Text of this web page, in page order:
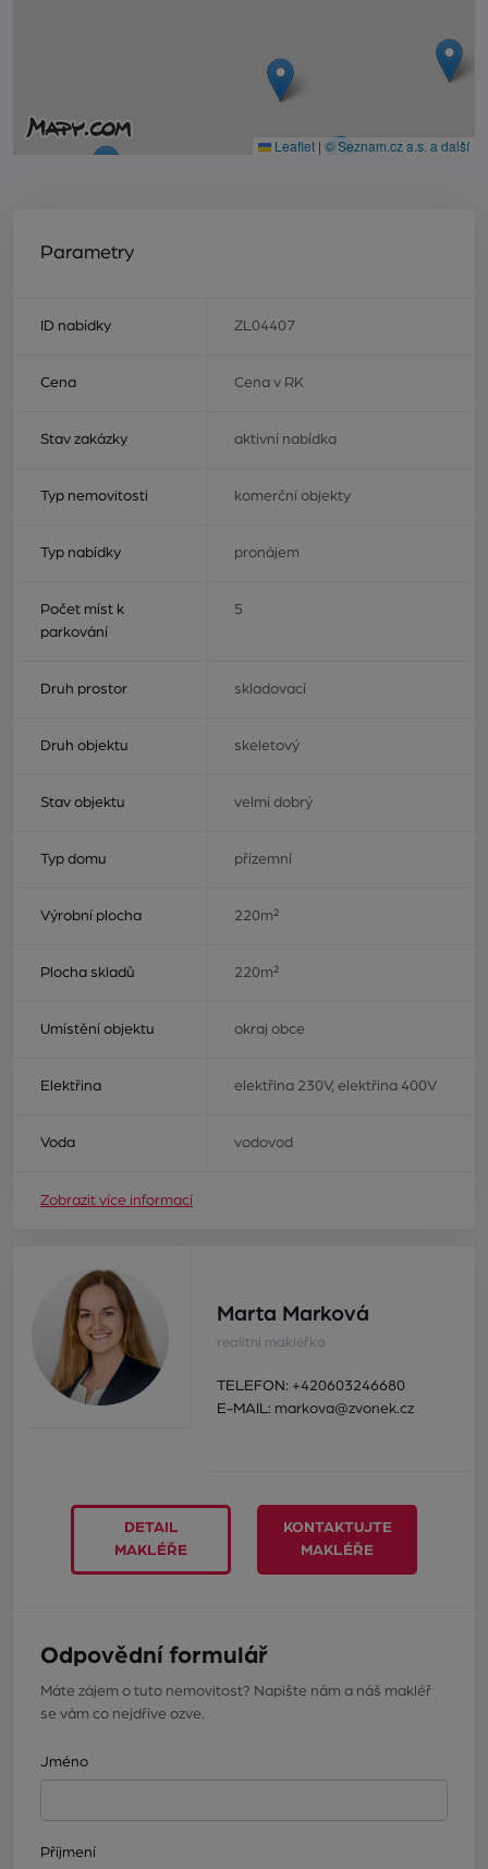
Leaflet | © Seznam.cz a.s. a další
Parametry
ID nabídky ZL04407
Cena Cena v RK
Stav zakázky aktivní nabídka
Typ nemovitosti komerční objekty
Typ nabídky pronájem
Počet míst k
parkování
5
Druh prostor skladovací
Druh objektu skeletový
Stav objektu velmi dobrý
Typ domu přízemní
Výrobní plocha 220m²
Plocha skladů 220m²
Umístění objektu okraj obce
Elektřina elektřina 230V, elektřina 400V
Voda vodovod
Zobrazit více informací
Marta Marková
realitní makléřka
TELEFON: +420603246680
E-MAIL: markova@zvonek.cz
DETAIL
MAKLÉŘE
KONTAKTUJTE
MAKLÉŘE
Odpovědní formulář
Máte zájem o tuto nemovitost? Napište nám a náš makléř
se vám co nejdříve ozve.
Jméno
Příjmení